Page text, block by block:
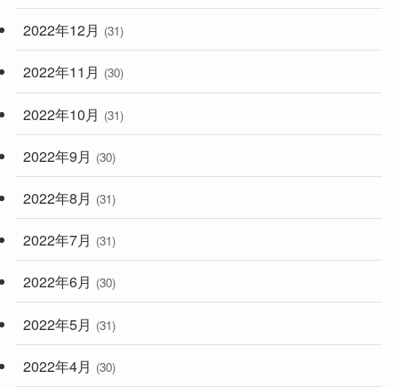
2022年12月 (31)
2022年11月 (30)
2022年10月 (31)
2022年9月 (30)
2022年8月 (31)
2022年7月 (31)
2022年6月 (30)
2022年5月 (31)
2022年4月 (30)